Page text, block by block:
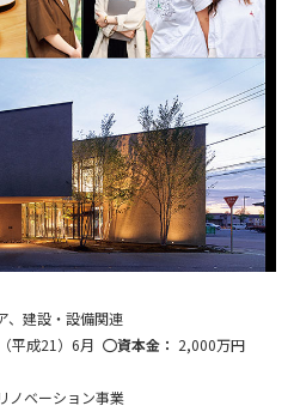
、建設・設備関連
平成21）6月 資本金： 2,000万円
ノベーション事業